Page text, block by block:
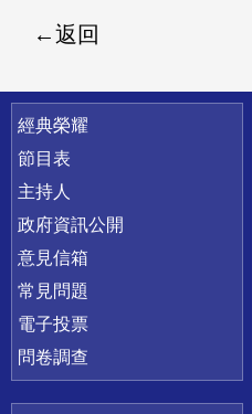
返回
快速連結
經典榮耀
節目表
主持人
政府資訊公開
意見信箱
常見問題
電子投票
問卷調查